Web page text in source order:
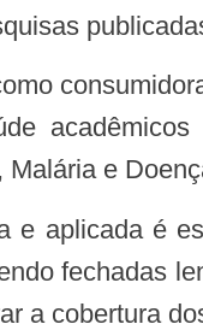
e
fechadas
a cobertura